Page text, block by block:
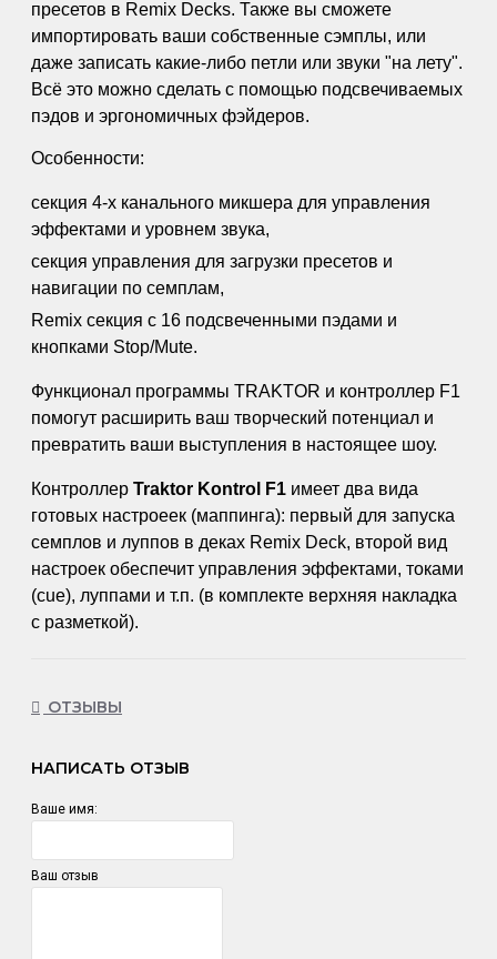
пресетов в Remix Decks. Также вы сможете
импортировать ваши собственные сэмплы, или
даже записать какие-либо петли или звуки "на лету".
Всё это можно сделать с помощью подсвечиваемых
пэдов и эргономичных фэйдеров.
Особенности:
секция 4-х канального микшера для управления
эффектами и уровнем звука,
секция управления для загрузки пресетов и
навигации по семплам,
Remix секция с 16 подсвеченными пэдами и
кнопками Stop/Mute.
Функционал программы TRAKTOR и контроллер F1
помогут расширить ваш творческий потенциал и
превратить ваши выступления в настоящее шоу.
Контроллер Traktor Kontrol F1 имеет два вида
готовых настроеек (маппинга): первый для запуска
семплов и луппов в деках Remix Deck, второй вид
настроек обеспечит управления эффектами, токами
(cue), луппами и т.п. (в комплекте верхняя накладка
с разметкой).
ОТЗЫВЫ
НАПИСАТЬ ОТЗЫВ
Ваше имя:
Ваш отзыв